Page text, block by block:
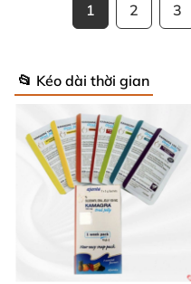
1 2 3
📂 Kéo dài thời gian